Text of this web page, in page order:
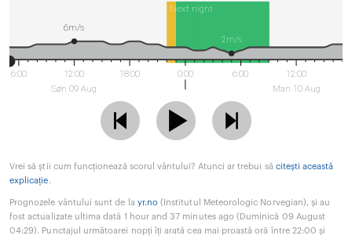
Next night
6:00
12:00
Søn 09 Aug
18:00 0:00 6:00
12:00
Man 10 Aug
6m/s
2m/s
Vrei să știi cum funcționează scorul vântului? Atunci ar trebui să citești această
explicație.
Prognozele vântului sunt de la yr.no (Institutul Meteorologic Norvegian), și au
fost actualizate ultima dată 1 hour and 37 minutes ago (Duminică 09 August
04:29). Punctajul următoarei nopți îți arată cea mai proastă oră între 22:00 și